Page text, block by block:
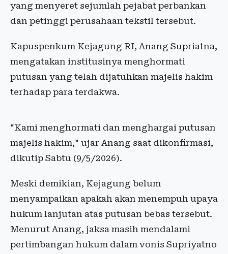
yang menyeret sejumlah pejabat perbankan
dan petinggi perusahaan tekstil tersebut.
Kapuspenkum Kejagung RI, Anang Supriatna,
mengatakan institusinya menghormati
putusan yang telah dijatuhkan majelis hakim
terhadap para terdakwa.
"Kami menghormati dan menghargai putusan
majelis hakim," ujar Anang saat dikonfirmasi,
dikutip Sabtu (9/5/2026).
Meski demikian, Kejagung belum
menyampaikan apakah akan menempuh upaya
hukum lanjutan atas putusan bebas tersebut.
Menurut Anang, jaksa masih mendalami
pertimbangan hukum dalam vonis Supriyatno